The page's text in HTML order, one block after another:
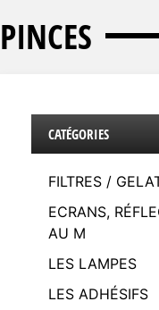
PINCES
CATÉGORIES
FILTRES /
ECRANS,
AU M
LES LAMPES
LES ADHÉSIFS